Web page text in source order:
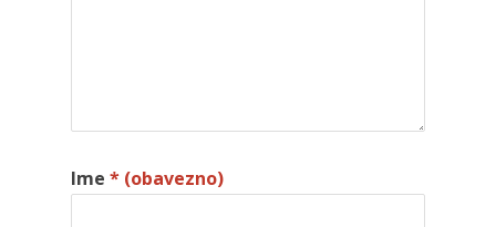
Ime * (obavezno)